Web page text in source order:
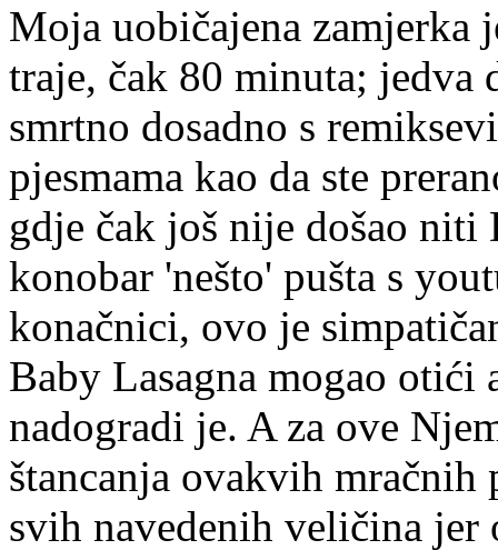
Moja uobičajena zamjerka
traje, čak 80 minuta; jedva
smrtno dosadno s
pjesmama kao da ste
gdje čak još nije došao
konobar 'nešto' pušta s
konačnici, ovo je
Baby Lasagna mogao
nadogradi je. A za ove
štancanja ovakvih mračnih
svih navedenih veličina jer